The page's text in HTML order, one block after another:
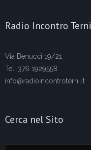
Radio Incontro Terni
Via Benucci 19/21
Tel. 376 1929558
info@radioincontroterni.it
Cerca nel Sito